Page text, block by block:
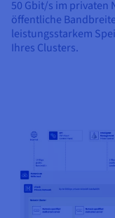
50 Gbit/s im privaten
öffentliche
leistungsstarkem
Ihres Clusters.